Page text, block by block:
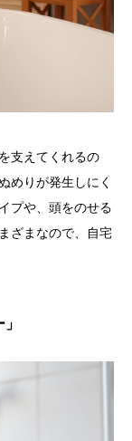
支えてくれるの
めりが発生しにく
プや、頭をのせる
ざまなので、自宅